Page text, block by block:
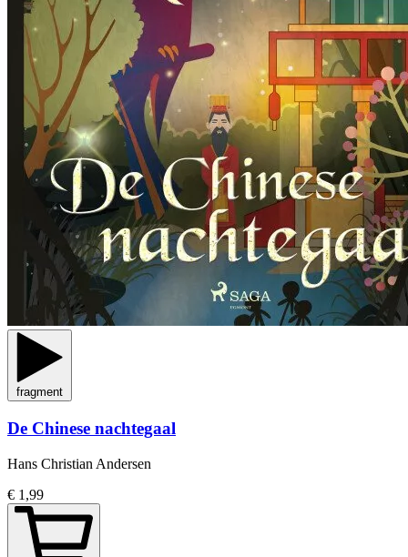
fragment
De Chinese nachtegaal
Hans Christian Andersen
€ 1,99